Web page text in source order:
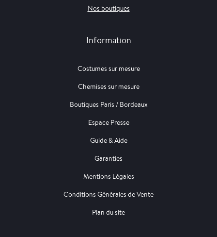
Nos boutiques
Information
Costumes sur mesure
Chemises sur mesure
Boutiques Paris / Bordeaux
Espace Presse
Guide & Aide
Garanties
Mentions Légales
Conditions Générales de Vente
Plan du site